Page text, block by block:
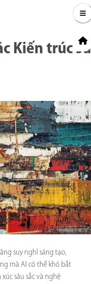
Kiến trúc sư
suy nghĩ sáng tạo,
mà AI có thể khó bắt
sâu sắc và nghệ